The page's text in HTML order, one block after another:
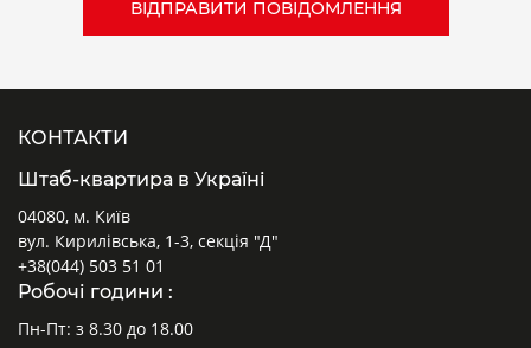
КОНТАКТИ
Штаб-квартира в Україні
04080, м. Київ
вул. Кирилівська, 1-3, секція "Д"
+38(044) 503 51 01
Робочі години :
Пн-Пт: з 8.30 до 18.00